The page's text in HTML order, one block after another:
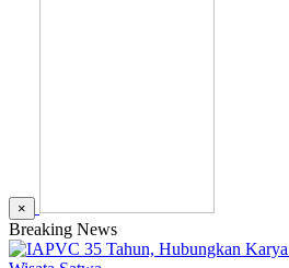
×
Breaking News